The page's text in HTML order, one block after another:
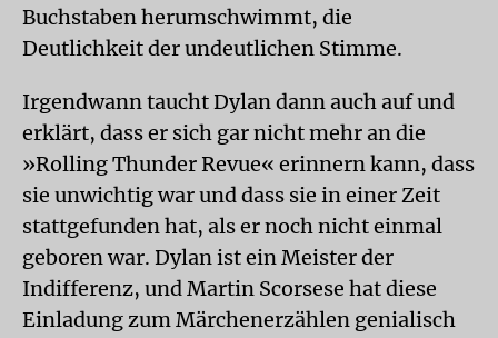
Buchstaben herumschwimmt, die
Deutlichkeit der undeutlichen Stimme.
Irgendwann taucht Dylan dann auch auf und
erklärt, dass er sich gar nicht mehr an die
»Rolling Thunder Revue« erinnern kann, dass
sie unwichtig war und dass sie in einer Zeit
stattgefunden hat, als er noch nicht einmal
geboren war. Dylan ist ein Meister der
Indifferenz, und Martin Scorsese hat diese
Einladung zum Märchenerzählen genialisch